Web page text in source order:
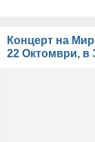
Концерт на
22 Октомври, в